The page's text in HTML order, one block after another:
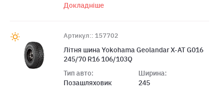
Докладніше
Артикул:: 157702
Літня шина Yokohama Geolandar X-AT G016
245/70 R16 106/103Q
Тип авто:
Позашляховик
Ширина:
245